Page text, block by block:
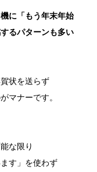
に「もう年末年始
るパターンも多い
状を送らず
マナーです。
な限り
す」を使わず